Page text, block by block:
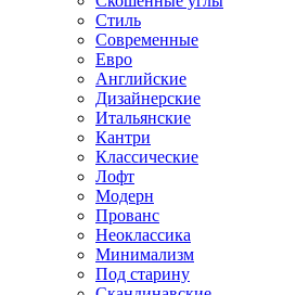
Стиль
Современные
Евро
Английские
Дизайнерские
Итальянские
Кантри
Классические
Лофт
Модерн
Прованс
Неоклассика
Минимализм
Под старину